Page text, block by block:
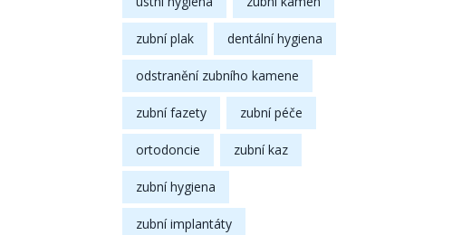
zubní plak dentální hygiena
odstranění zubního kamene
zubní fazety zubní péče
ortodoncie zubní kaz
zubní hygiena
zubní implantáty